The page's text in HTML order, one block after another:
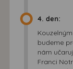
4. den:
budeme
nám
Franci